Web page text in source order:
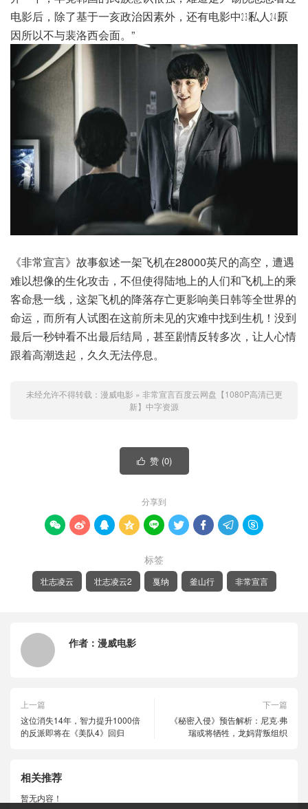
电影后，除了基于一亥政治因素外，还有电影中㏶私人㏷原
因所以不与裴洛西会面。”
《非常宣言》故事叙述一架飞机在28000英尺的高空，遭遇
难以想像的生化攻击，不但使得陆地上的人们和飞机上的乘
客命悬一线，这架飞机的降落存亡更影响美日韩等全世界的
命运，而所有人试图在这前所未见的灾难中找到生机！没到
最后一秒钟看不出最后结局，甚至剧情反转多次，让人心情
跟着高潮迭起，久久无法停息。
未经允许不得转载： 漫威电影 » 非常宣言百度云网盘【1080P高清已更
新】中字资源
 赞 (0)
分享到
        
标签
壮志凌云 壮志凌云2 戛纳 釜山行 非常宣言
作者： 漫威电影
上一篇
这位消失14年，智力提升1000倍
的反派即将在《美队4》回归
下一篇
《秘密入侵》预告解析：尼克·弗
瑞或将牺牲，龙妈背叛组织
相关推荐
暂无内容！